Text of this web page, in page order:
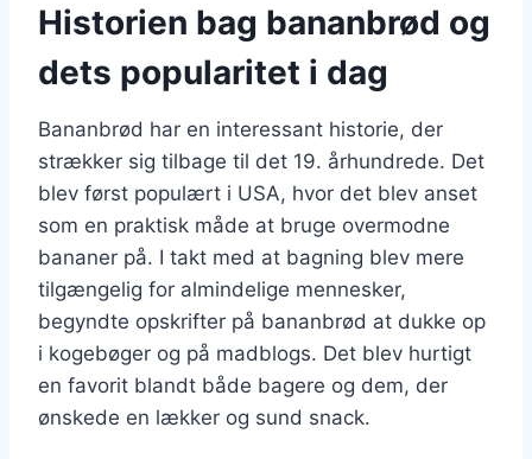
Historien bag bananbrød og
dets popularitet i dag
Bananbrød har en interessant historie, der
strækker sig tilbage til det 19. århundrede. Det
blev først populært i USA, hvor det blev anset
som en praktisk måde at bruge overmodne
bananer på. I takt med at bagning blev mere
tilgængelig for almindelige mennesker,
begyndte opskrifter på bananbrød at dukke op
i kogebøger og på madblogs. Det blev hurtigt
en favorit blandt både bagere og dem, der
ønskede en lækker og sund snack.